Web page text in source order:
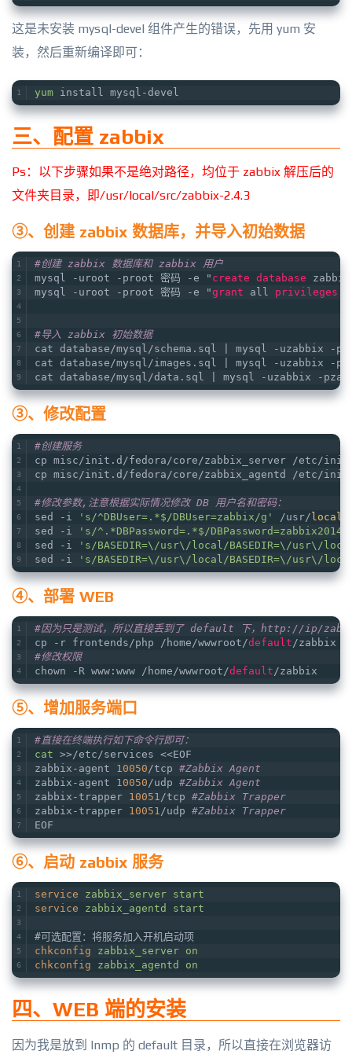
这是未安装 mysql-devel 组件产生的错误，先用 yum 安
装，然后重新编译即可：
yum install mysql-devel
三、配置 zabbix
Ps：以下步骤如果不是绝对路径，均位于 zabbix 解压后的
文件夹目录，即/usr/local/src/zabbix-2.4.3
③、创建 zabbix 数据库，并导入初始数据
#创建 zabbix 数据库和 zabbix 用户
mysql -uroot -proot 密码 -e " create database
mysql -uroot -proot 密码 -e "grant all privileges
#导入 zabbix 初始数据
cat database/mysql/schema.sql | mysql -uzabbix -
cat database/mysql/images.sql | mysql -uzabbix -
cat database/mysql/data.sql | mysql -uzabbix -
③、修改配置
#创建服务
cp misc/init.d/fedora/core/zabbix_server /etc/
cp misc/init.d/fedora/core/zabbix_agentd /etc/
#修改参数,注意根据实际情况修改 DB 用户名和密码：
sed -i
's/^DBUser=.*$/DBUser=zabbix/g' /usr/ local
sed -i
's/^.*DBPassword=.*$/
sed -i
's/BASEDIR=\/usr\/local/BASEDIR=\/usr\/
sed -i
's/BASEDIR=\/usr\/local/BASEDIR=\/usr\/
④、部署 WEB
#因为只是测试，所以直接丢到了 default 下，http://ip/
cp -r frontends/php /home/wwwroot/default/zabbix
#修改权限
chown -R www:www /home/wwwroot/default/zabbix
⑤、增加服务端口
#直接在终端执行如下命令行即可：
cat >>/etc/services <<EOF
zabbix-agent 10050/tcp #Zabbix Agent
zabbix-agent 10050/udp #Zabbix Agent
zabbix-trapper 10051/tcp #Zabbix Trapper
zabbix-trapper 10051/udp #Zabbix Trapper
EOF
⑥、启动 zabbix 服务
service
zabbix_server start
service
zabbix_agentd start
#可选配置：将服务加入开机启动项
chkconfig
zabbix_server on
chkconfig
zabbix_agentd on
四、WEB 端的安装
因为我是放到 lnmp 的 default 目录，所以直接在浏览器访